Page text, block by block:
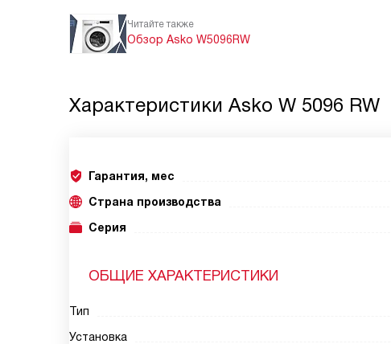
Читайте также
Обзор Asko W5096RW
Характеристики Asko W 5096 RW
Гарантия, мес
Страна производства
Серия
ОБЩИЕ ХАРАКТЕРИСТИКИ
Тип
Установка